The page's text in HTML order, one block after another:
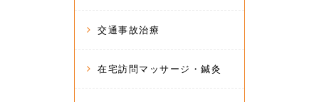
交通事故治療
在宅訪問マッサージ・鍼灸